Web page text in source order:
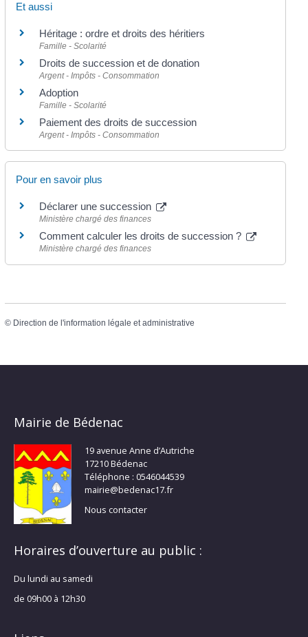
Et aussi
Héritage : ordre et droits des héritiers
Famille - Scolarité
Droits de succession et de donation
Argent - Impôts - Consommation
Adoption
Famille - Scolarité
Paiement des droits de succession
Argent - Impôts - Consommation
Pour en savoir plus
Déclarer une succession
Ministère chargé des finances
Comment calculer les droits de succession ?
Ministère chargé des finances
© Direction de l'information légale et administrative
Mairie de Bédenac
19 avenue Anne d’Autriche
17210 Bédenac
Téléphone : 0546044539
mairie@bedenac17.fr
Nous contacter
Horaires d’ouverture au public :
Du lundi au samedi
de 09h00 à 12h30